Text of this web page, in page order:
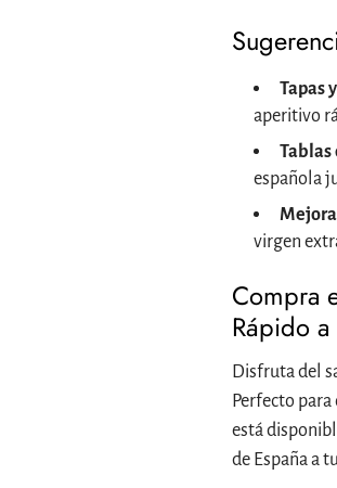
Tapas
aperitivo
española
virgen
Compra
Rápido a
Disfruta del
Perfecto
está
de España a